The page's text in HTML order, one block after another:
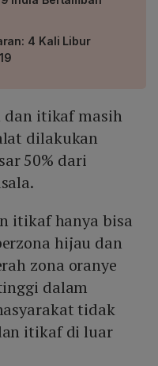
4 Kali Libur
dan itikaf masih
dilakukan
50% dari
itikaf hanya bisa
hijau dan
zona oranye
dalam
tidak
itikaf di luar